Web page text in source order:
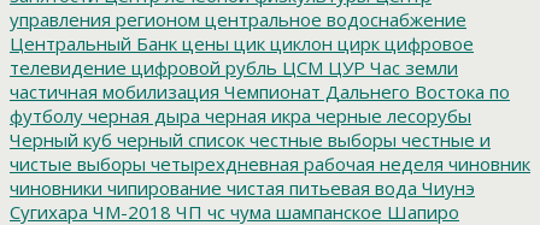
управления регионом центральное водоснабжение
Центральный Банк цены цик циклон цирк цифровое
телевидение цифровой рубль ЦСМ ЦУР Час земли
частичная мобилизация Чемпионат Дальнего Востока по
футболу черная дыра черная икра черные лесорубы
Черный куб черный список честные выборы честные и
чистые выборы четырехдневная рабочая неделя чиновник
чиновники чипирование чистая питьевая вода Чиунэ
Сугихара ЧМ-2018 ЧП чс чума шампанское Шапиро